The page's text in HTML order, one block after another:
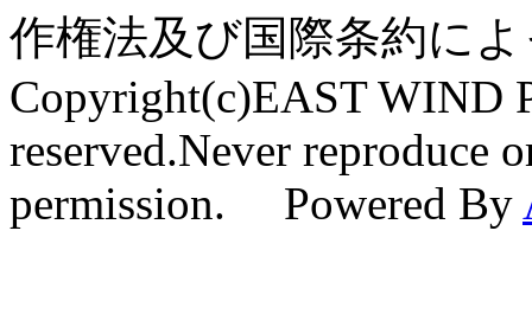
作権法及び国際条約に
Copyright(c)EAST WIND
reserved.Never reproduce
permission. Powered By